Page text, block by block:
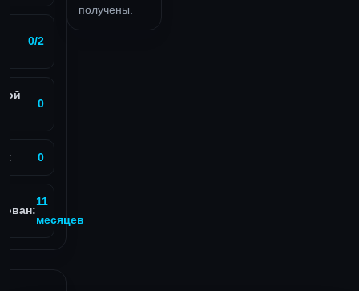
0/2
0
0
11
месяцев
получены.